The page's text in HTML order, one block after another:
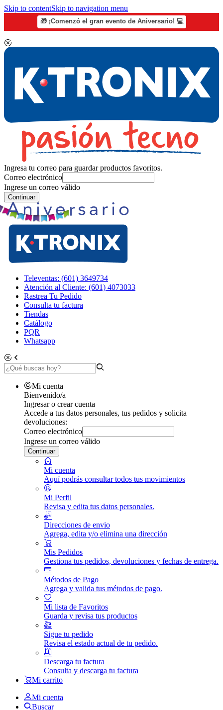
Skip to contentSkip to navigation menu
🎁 ¡Comenzó el gran evento de Aniversario! 💻
Ingresa tu correo para guardar productos favoritos.
Correo electrónico
Ingrese un correo válido
Continuar
Televentas: (601) 3649734
Atención al Cliente: (601) 4073033
Rastrea Tu Pedido
Consulta tu factura
Tiendas
Catálogo
PQR
Whatsapp
Mi cuenta
Bienvenido/a
Ingresar o crear cuenta
Accede a tus datos personales, tus pedidos y solicita
devoluciones:
Correo electrónico
Ingrese un correo válido
Continuar
Mi cuenta
Aquí podrás consultar todos tus movimientos
Mi Perfil
Revisa y edita tus datos personales.
Direcciones de envio
Agrega, edita y/o elimina una dirección
Mis Pedidos
Gestiona tus pedidos, devoluciones y fechas de entrega.
Métodos de Pago
Agrega y valida tus métodos de pago.
Mi lista de Favoritos
Guarda y revisa tus productos
Sigue tu pedido
Revisa el estado actual de tu pedido.
Descarga tu factura
Consulta y descarga tu factura
Mi carrito
Mi cuenta
Buscar